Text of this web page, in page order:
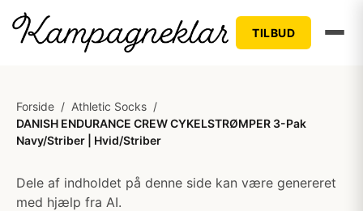
TILBUD
Forside / Athletic Socks /
DANISH ENDURANCE CREW CYKELSTRØMPER 3-Pak
Navy/Striber | Hvid/Striber
Dele af indholdet på denne side kan være genereret
med hjælp fra AI.